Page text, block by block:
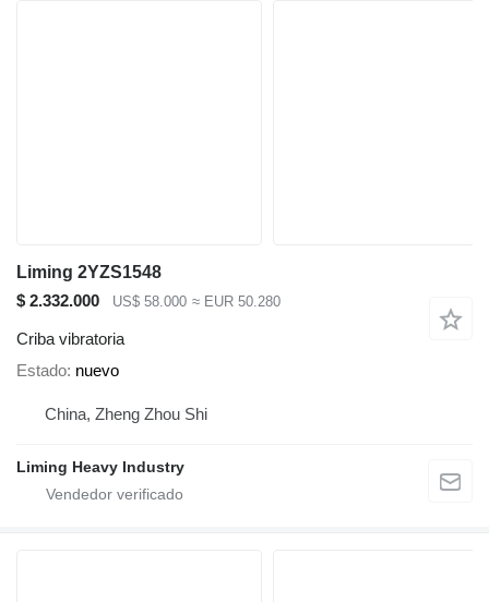
Liming 2YZS1548
$ 2.332.000
US$ 58.000 ≈ EUR 50.280
Criba vibratoria
Estado nuevo
China, Zheng Zhou Shi
Liming Heavy Industry